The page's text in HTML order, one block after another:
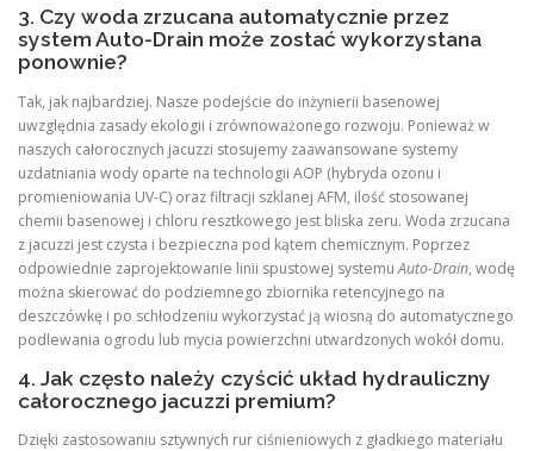
3. Czy woda zrzucana automatycznie przez
system Auto-Drain może zostać wykorzystana
ponownie?
Tak, jak najbardziej. Nasze podejście do inżynierii basenowej
uwzględnia zasady ekologii i zrównoważonego rozwoju. Ponieważ w
naszych całorocznych jacuzzi stosujemy zaawansowane systemy
uzdatniania wody oparte na technologii AOP (hybryda ozonu i
promieniowania UV-C) oraz filtracji szklanej AFM, ilość stosowanej
chemii basenowej i chloru resztkowego jest bliska zeru. Woda zrzucana
z jacuzzi jest czysta i bezpieczna pod kątem chemicznym. Poprzez
odpowiednie zaprojektowanie linii spustowej systemuAuto-Drain, wodę
można skierować do podziemnego zbiornika retencyjnego na
deszczówkę i po schłodzeniu wykorzystać ją wiosną do automatycznego
podlewania ogrodu lub mycia powierzchni utwardzonych wokół domu.
4. Jak często należy czyścić układ hydrauliczny
całorocznego jacuzzi premium?
Dzięki zastosowaniu sztywnych rur ciśnieniowych z gładkiego materiału